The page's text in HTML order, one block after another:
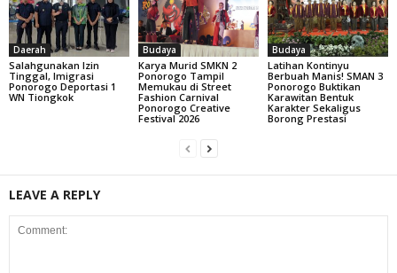
Daerah
Salahgunakan Izin
Tinggal, Imigrasi
Ponorogo Deportasi 1
WN Tiongkok
Budaya
Karya Murid SMKN 2
Ponorogo Tampil
Memukau di Street
Fashion Carnival
Ponorogo Creative
Festival 2026
Budaya
Latihan Kontinyu
Berbuah Manis! SMAN 3
Ponorogo Buktikan
Karawitan Bentuk
Karakter Sekaligus
Borong Prestasi
LEAVE A REPLY